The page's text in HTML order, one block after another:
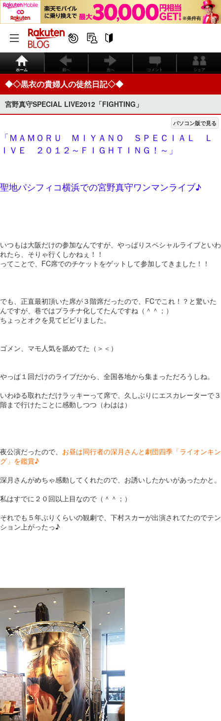
ホーム 前へ 次へ コメント シェア
◆◇黒衣の貴婦人の徒然日記◇◆
宮野真守SPECIAL LIVE2012「FIGHTING」
パソコン版で見る
「ＭＡＭＯＲＵ ＭＩＹＡＮＯ ＳＰＥＣＩＡＬ Ｌ
ＩＶＥ ２０１２～ＦＩＧＨＴＩＮＧ！～」
聖地パシフィコ横浜での宮野真守ワンマンライブ♪
いつもは大阪だけの参加なんですが、やっぱりスペシャルライブといわ
れたら、そりゃ行くしかねぇ！！
ってことで、FC席でのチケットをゲットして参加してきました！！
でも、正直最初頂いた席が３階席だったので、FCでこれ！？と驚いた
んですが、巷ではプラチナ化してたんですね（＾＾；）
ちょっとオクを見てビビりました。
ゴメン、マモ人気を舐めてた（＞＜）
やっぱ１回だけのライブだから、全国各地から集まっただろうしね。
いわゆる取れただけラッキーって席で、久しぶりにエスカレーターで３
階まで行けたことに感動しつつ（わはは）
夜公演だったので、 お昼は同行者の深月さんと劇団四季「ライオンキン
グ」を鑑賞♪
深月さんがめちゃ感動してくれたので、お誘いしたかいがあったかと。
私はすでに２０回以上目なので（＾＾；）
それでも５年ぶりくらいの観劇で、下村スカーが出演されてたのでテン
ション上がったっ♪